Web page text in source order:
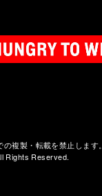
複製・転載を禁止します。
Rights Reserved.